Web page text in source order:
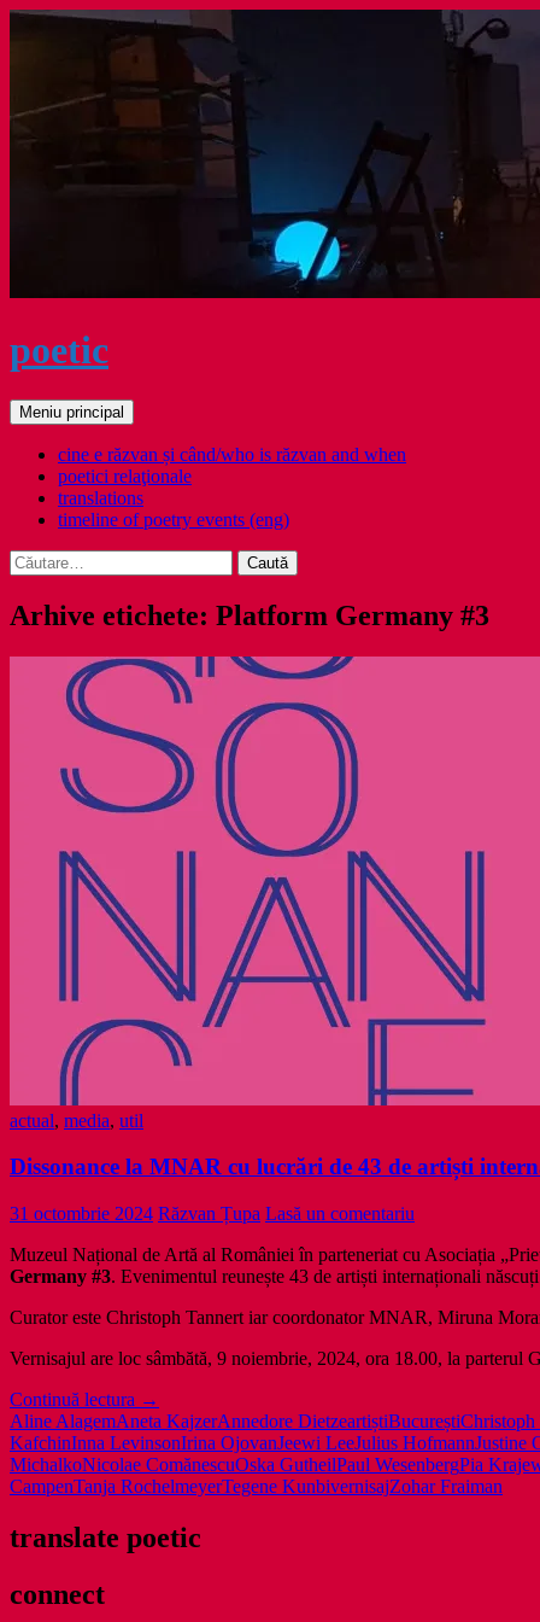
Sari
poetic
Caută
Meniu principal
cine e răzvan și când/who is răzvan and when
poetici relaţionale
translations
timeline of poetry events (eng)
Caută
după:
Arhive etichete: Platform Germany #3
actual, media, util
Dissonance la MNAR cu lucrări de 43 de artiști
31 octombrie 2024 Răzvan Țupa Lasă un comentariu
Muzeul Național de Artă al României în parteneriat cu Asociația
Germany #3. Evenimentul reunește 43 de artiști internaționali
Curator este Christoph Tannert iar coordonator MNAR, Miruna
Vernisajul are loc sâmbătă, 9 noiembrie, 2024, ora 18.00, la parterul
Continuă lectura Dissonance
la
MNAR
cu
lucrări
de
→
Aline AlagemAneta KajzerAnnedore DietzeartiștiBucureștiChristoph
KafchinInna LevinsonIrina OjovanJeewi LeeJulius HofmannJustine
MichalkoNicolae ComănescuOska GutheilPaul WesenbergPia
CampenTanja RochelmeyerTegene KunbivernisajZohar Fraiman
translate poetic
connect